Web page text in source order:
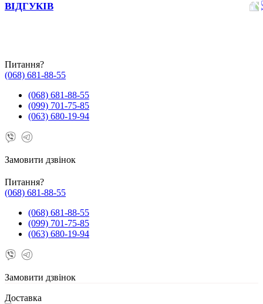
ВІДГУКІВ
Питання?
(068) 681-88-55
(068) 681-88-55
(099) 701-75-85
(063) 680-19-94
Замовити дзвінок
Питання?
(068) 681-88-55
(068) 681-88-55
(099) 701-75-85
(063) 680-19-94
Замовити дзвінок
Доставка